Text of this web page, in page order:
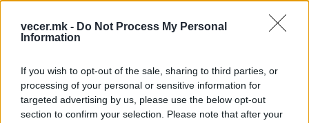
vecer.mk - Do Not Process My Personal
Information
If you wish to opt-out of the sale, sharing to third parties, or
processing of your personal or sensitive information for
targeted advertising by us, please use the below opt-out
section to confirm your selection. Please note that after your
регионот Тамбов за кој Украина вели дека е
вклучен во производството на руско оружје,
Нападите се случија во време кога
Меѓународниот економски форум во Санкт
Петербург, или SPIEF, голем бизнис настан